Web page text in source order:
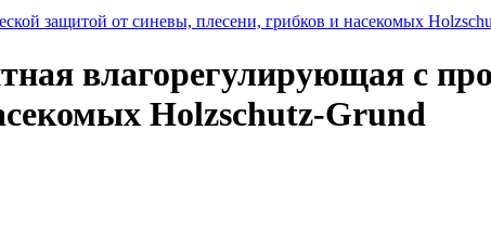
защитой от синевы, плесени, грибков и насекомых
влагорегулирующая с
Holzschutz-Grund